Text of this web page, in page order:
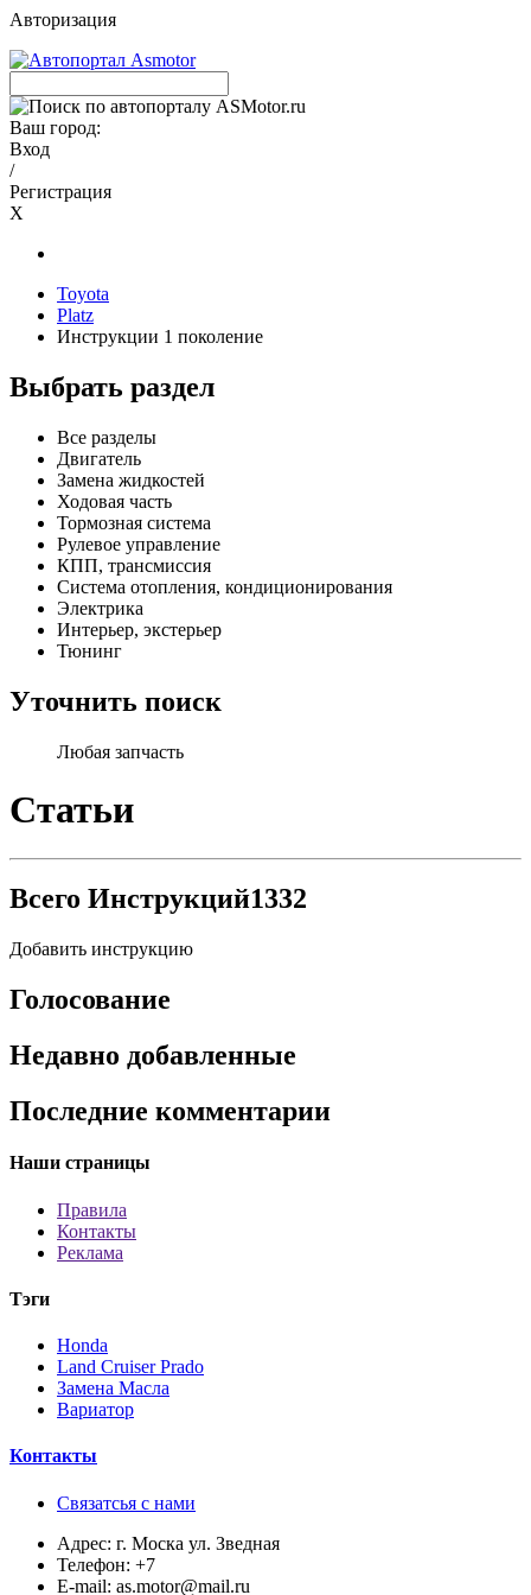
Авторизация
Ваш город:
Вход
/
Регистрация
X
Toyota
Platz
Инструкции 1 поколение
Выбрать раздел
Все разделы
Двигатель
Замена жидкостей
Ходовая часть
Тормозная система
Рулевое управление
КПП, трансмиссия
Система отопления, кондиционирования
Электрика
Интерьер, экстерьер
Тюнинг
Уточнить поиск
Любая запчасть
Статьи
Всего Инструкций1332
Добавить инструкцию
Голосование
Недавно добавленные
Последние комментарии
Наши страницы
Правила
Контакты
Реклама
Тэги
Honda
Land Cruiser Prado
Замена Масла
Вариатор
Контакты
Связатсья с нами
Адрес: г. Моска ул. Зведная
Телефон: +7
E-mail: as.motor@mail.ru